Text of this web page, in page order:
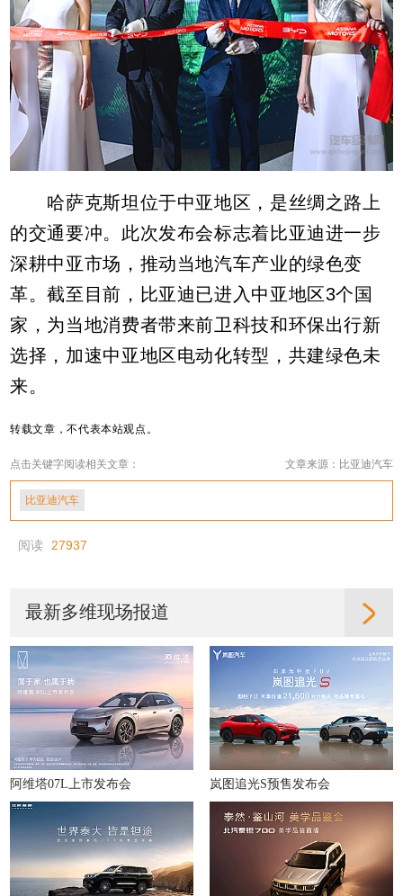
哈萨克斯坦位于中亚地区，是丝绸之路上
的交通要冲。此次发布会标志着比亚迪进一步
深耕中亚市场，推动当地汽车产业的绿色变
革。截至目前，比亚迪已进入中亚地区3个国
家，为当地消费者带来前卫科技和环保出行新
选择，加速中亚地区电动化转型，共建绿色未
来。
转载文章，不代表本站观点。
点击关键字阅读相关文章： 文章来源：比亚迪汽车
比亚迪汽车
阅读 27937
最新多维现场报道
阿维塔07L上市发布会 岚图追光S预售发布会